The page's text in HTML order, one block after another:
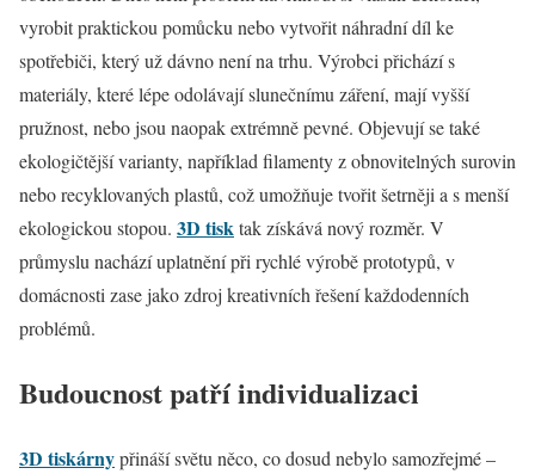
vyrobit praktickou pomůcku nebo vytvořit náhradní díl ke
spotřebiči, který už dávno není na trhu. Výrobci přichází s
materiály, které lépe odolávají slunečnímu záření, mají vyšší
pružnost, nebo jsou naopak extrémně pevné. Objevují se také
ekologičtější varianty, například filamenty z obnovitelných surovin
nebo recyklovaných plastů, což umožňuje tvořit šetrněji a s menší
ekologickou stopou. 3D tisk tak získává nový rozměr. V
průmyslu nachází uplatnění při rychlé výrobě prototypů, v
domácnosti zase jako zdroj kreativních řešení každodenních
problémů.
Budoucnost patří individualizaci
3D tiskárnypřináší světu něco, co dosud nebylo samozřejmé –